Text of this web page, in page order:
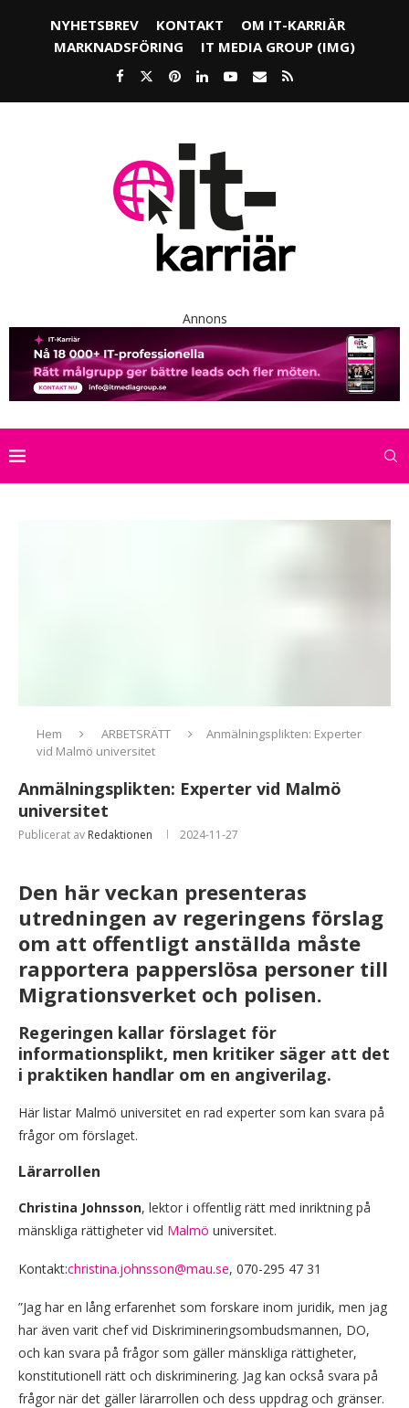
NYHETSBREV KONTAKT
OM IT-KARRIÄR
MARKNADSFÖRING
IT MEDIA GROUP (IMG)
Annons
Hem ARBETSRÄTT
Anmälningsplikten: Experter
vid Malmö universitet
Anmälningsplikten: Experter vid Malmö
universitet
Publicerat av Redaktionen 2024-11-27
Den här veckan presenteras
utredningen av regeringens förslag
om att offentligt anställda måste
rapportera papperslösa personer till
Migrationsverket och polisen.
Regeringen kallar förslaget för
informationsplikt, men kritiker säger att det
i praktiken handlar om en angiverilag.
Här listar Malmö universitet en rad experter som kan svara på
frågor om förslaget.
Lärarrollen
Christina Johnsson, lektor i offentlig rätt med inriktning på
mänskliga rättigheter vid Malmö universitet.
Kontakt:christina.johnsson@mau.se, 070-295 47 31
”Jag har en lång erfarenhet som forskare inom juridik, men jag
har även varit chef vid Diskrimineringsombudsmannen, DO,
och kan svara på frågor som gäller mänskliga rättigheter,
konstitutionell rätt och diskriminering. Jag kan också svara på
frågor när det gäller lärarrollen och dess uppdrag och gränser.